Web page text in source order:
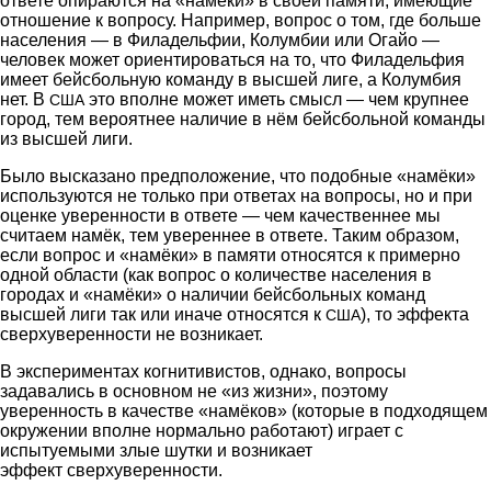
отношение к вопросу. Например, вопрос о том, где больше
населения — в Филадельфии, Колумбии или Огайо —
человек может ориентироваться на то, что Филадельфия
имеет бейсбольную команду в высшей лиге, а Колумбия
нет. В США это вполне может иметь смысл — чем крупнее
город, тем вероятнее наличие в нём бейсбольной команды
из высшей лиги.
Было высказано предположение, что подобные «намёки»
используются не только при ответах на вопросы, но и при
оценке уверенности в ответе — чем качественнее мы
считаем намёк, тем увереннее в ответе. Таким образом,
если вопрос и «намёки» в памяти относятся к примерно
одной области (как вопрос о количестве населения в
городах и «намёки» о наличии бейсбольных команд
высшей лиги так или иначе относятся к США), то эффекта
сверхуверенности не возникает.
В экспериментах когнитивистов, однако, вопросы
задавались в основном не «из жизни», поэтому
уверенность в качестве «намёков» (которые в подходящем
окружении вполне нормально работают) играет с
испытуемыми злые шутки и возникает
эффект сверхуверенности.